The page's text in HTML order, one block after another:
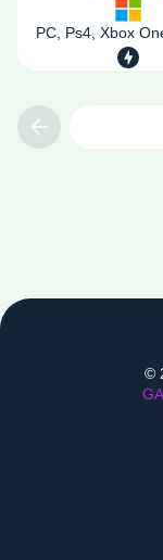
PC, Ps4, Xbox
©